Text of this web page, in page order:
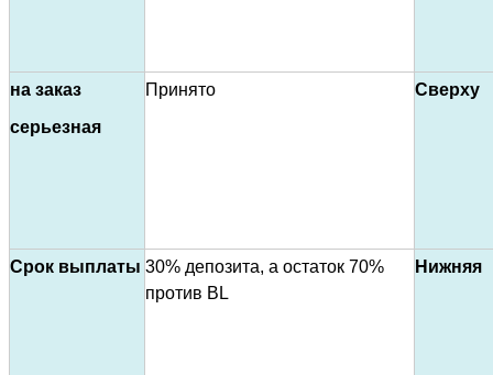
на заказ
серьезная
Принято Сверху
Срок выплаты 30% депозита, а остаток 70%
против BL
Нижняя